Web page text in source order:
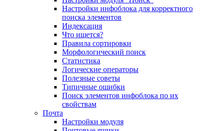
Настройки инфоблока для корректного
поиска элементов
Индексация
Что ищется?
Правила сортировки
Морфологический поиск
Статистика
Логические операторы
Полезные советы
Типичные ошибки
Поиск элементов инфоблока по их
свойствам
Почта
Настройки модуля